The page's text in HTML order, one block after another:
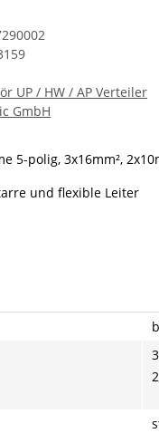
UP / HW / AP Verteiler
GmbH
5-polig, 3x16mm²,
und flexible Leiter